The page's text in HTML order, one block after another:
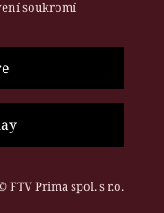
soukromí
FTV Prima spol. s r.o.